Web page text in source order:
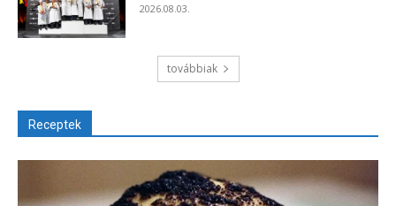
2026.08.03.
továbbiak
Receptek